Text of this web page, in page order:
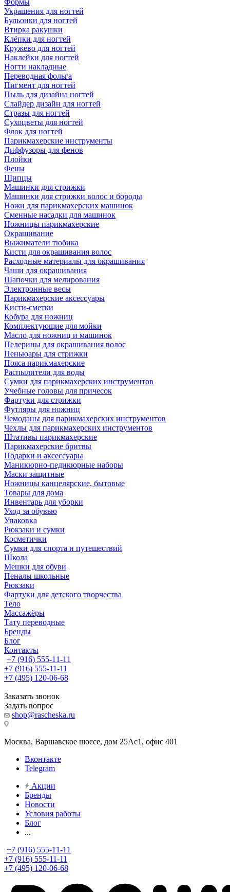
Формы
Украшения для ногтей
Бульонки для ногтей
Втирка ракушки
Клёпки для ногтей
Кружево для ногтей
Наклейки для ногтей
Ногти накладные
Переводная фольга
Пигмент для ногтей
Пыль для дизайна ногтей
Слайдер дизайн для ногтей
Стразы для ногтей
Сухоцветы для ногтей
Флок для ногтей
Парикмахерские инструменты
Диффузоры для фенов
Плойки
Фены
Щипцы
Машинки для стрижки
Машинки для стрижки волос и бороды
Ножи для парикмахерских машинок
Сменные насадки для машинок
Ножницы парикмахерские
Окрашивание
Выжиматели тюбика
Кисти для окрашивания волос
Расходные материалы для окрашивания
Чаши для окрашивания
Шапочки для мелирования
Электронные весы
Парикмахерские аксессуары
Кисти-сметки
Кобура для ножниц
Комплектующие для мойки
Масло для ножниц и машинок
Пелерины для окрашивания волос
Пеньюары для стрижки
Пояса парикмахерские
Распылители для воды
Сумки для парикмахерских инструментов
Учебные головы для причесок
Фартуки для стрижки
Футляры для ножниц
Чемоданы для парикмахерских инструментов
Чехлы для парикмахерских инструментов
Штативы парикмахерские
Парикмахерские бритвы
Подарки и аксессуары
Маникюрно-педикюрные наборы
Маски защитные
Ножницы канцелярские, бытовые
Товары для дома
Инвентарь для уборки
Уход за обувью
Упаковка
Рюкзаки и сумки
Косметички
Сумки для спорта и путешествий
Школа
Мешки для обуви
Пеналы школьные
Рюкзаки
Фартуки для детского творчества
Тело
Массажёры
Тату переводные
Бренды
Блог
Контакты
+7 (916) 555-11-11
+7 (916) 555-11-11
+7 (495) 120-06-68
Заказать звонок
Задать вопрос
shop@rascheska.ru
Москва, Варшавское шоссе, дом 25Аc1, офис 401
Вконтакте
Telegram
Акции
Бренды
Новости
Условия работы
Блог
...
+7 (916) 555-11-11
+7 (916) 555-11-11
+7 (495) 120-06-68